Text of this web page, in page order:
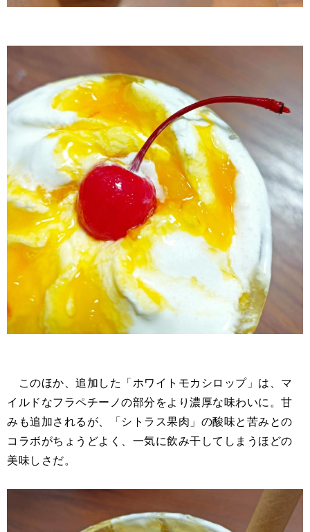
このほか、追加した「ホワイトモカシロップ」は、マ
イルドなフラペチーノの部分をより濃厚な味わいに。甘
みも追加されるが、「シトラス果肉」の酸味と苦みとの
コラボがちょうどよく、一気に飲み干してしまうほどの
美味しさだ。